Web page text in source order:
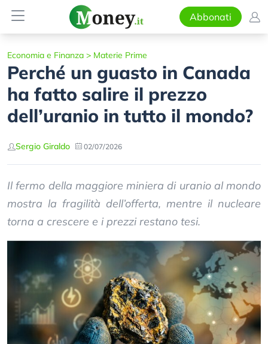
Abbonati
Economia e Finanza > Materie Prime
Perché un guasto in Canada
ha fatto salire il prezzo
dell’uranio in tutto il mondo?
Sergio Giraldo 02/07/2026
Il fermo della maggiore miniera di uranio al mondo
mostra la fragilità dell’offerta, mentre il nucleare
torna a crescere e i prezzi restano tesi.